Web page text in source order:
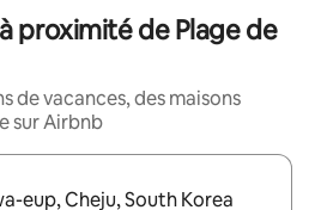
proximité de Plage de
de vacances, des maisons
sur Airbnb
utilisez les flèches vers le